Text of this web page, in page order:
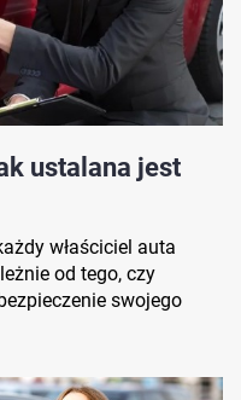
ustalana jest
właściciel auta
od tego, czy
swojego